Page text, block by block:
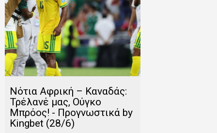
Νότια Αφρική – Καναδάς:
Τρέλανέ μας, Ούγκο
Μπρόος! - Προγνωστικά by
Kingbet (28/6)